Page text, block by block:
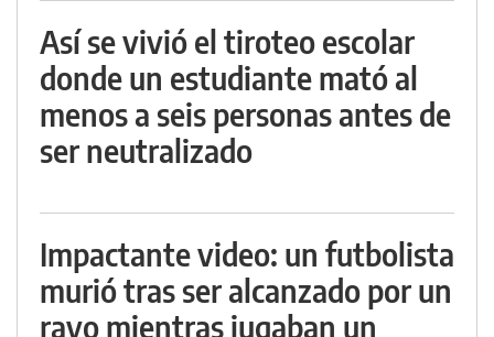
Así se vivió el tiroteo escolar
donde un estudiante mató al
menos a seis personas antes de
ser neutralizado
Impactante video: un futbolista
murió tras ser alcanzado por un
rayo mientras jugaban un